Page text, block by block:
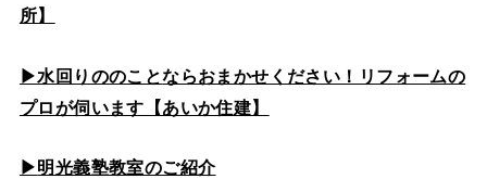
所】
▶水回りののことならおまかせください！リフォームの
プロが伺います【あいか住建】
▶明光義塾教室のご紹介